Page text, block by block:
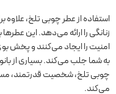
استفاده از عطر چوبی تلخ، علاوه
زنانگی را ارائه می‌دهد. این
امنیت را ایجاد می‌کنند و پخش
به شما جلب می‌کند. بسیاری از
چوبی تلخ، شخصیت قدرتمند،
می‌کند.